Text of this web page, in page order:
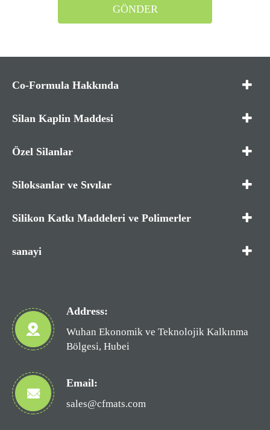
GÖNDER
Co-Formula Hakkında
Silan Kaplin Maddesi
Özel Silanlar
Siloksanlar ve Sıvılar
Silikon Katkı Maddeleri ve Polimerler
sanayi
Address:
Wuhan Ekonomik ve Teknolojik Kalkınma
Bölgesi, Hubei
Email:
sales@cfmats.com